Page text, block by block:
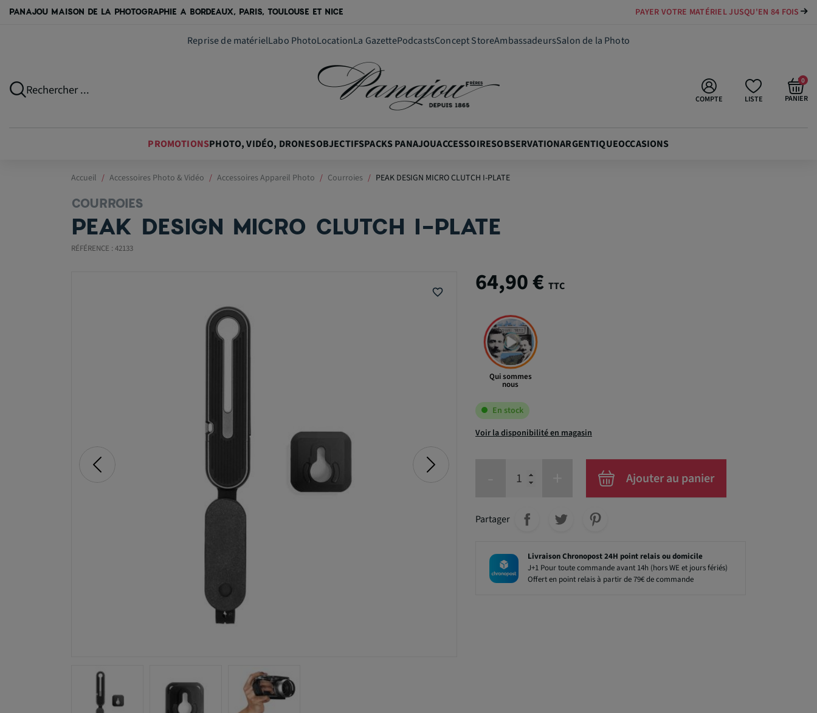
PANAJOU MAISON DE LA PHOTOGRAPHIE A BORDEAUX, PARIS, TOULOUSE ET NICE PAYER VOTRE MATÉRIEL JUSQU'EN 84 FOIS
Reprise de matérielLabo PhotoLocationLa GazettePodcastsConcept StoreAmbassadeursSalon de la Photo
Rechercher ...
LISTE
COMPTE PANIER
0
PROMOTIONSPHOTO, VIDÉO, DRONESOBJECTIFSPACKS PANAJOUACCESSOIRESOBSERVATIONARGENTIQUEOCCASIONS
Accueil Accessoires Photo & Vidéo Accessoires Appareil Photo Courroies PEAK DESIGN MICRO CLUTCH I-PLATE
COURROIES
PEAK DESIGN MICRO CLUTCH I-PLATE
RÉFÉRENCE : 42133
favorite_border 64,90 € TTC
Qui sommes
nous
En stock
Voir la disponibilité en magasin
Ajouter au panier
64,90 €
Partager
Livraison Chronopost 24H point relais ou domicile
J+1 Pour toute commande avant 14h (hors WE et jours fériés)
Offert en point relais à partir de 79€ de commande